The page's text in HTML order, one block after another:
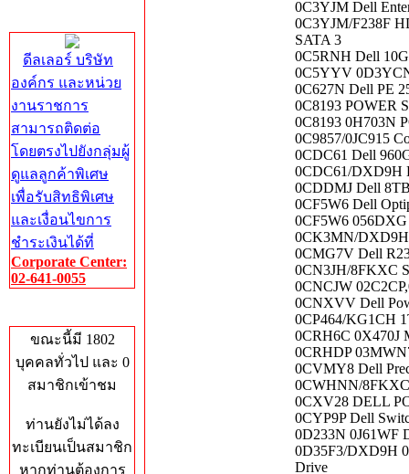
ดีลเลอร์ บริษัท
องค์กร และหน่วย
งานราชการ
สามารถติดต่อ
โดยตรงไปยังกลุ่มผู้
ดูแลลูกค้าพิเศษ
เพื่อรับสิทธิพิเศษ
และเงื่อนไขการ
ชำระเงินได้ที่
Corporate Center:
02-641-0055
ขณะนี้มี 1802
บุคคลทั่วไป และ 0
สมาชิกเข้าชม
ท่านยังไม่ได้ลง
ทะเบียนเป็นสมาชิก
หากท่านต้องการ
0C3YJM Dell
0C3YJM/F238F
SATA 3
0C5RNH Dell
0C5YYV
0C627N Dell PE
0C8193 POWER
0C8193 0H703N
0C9857/0JC915
0CDC61 Dell
0CDC61/DXD9H
0CDDMJ Dell
0CF5W6 Dell
0CF5W6
0CK3MN/DXD9H
0CMG7V Dell
0CN3JH/8FKXC
0CNCJW
0CNXVV Dell
0CP464/KG1CH
0CRH6C 0X470J
0CRHDP
0CVMY8 Dell
0CWHNN/
0CXV28 DELL
0CYP9P Dell
0D233N 0J61WF
0D35F3/DXD9H
Drive